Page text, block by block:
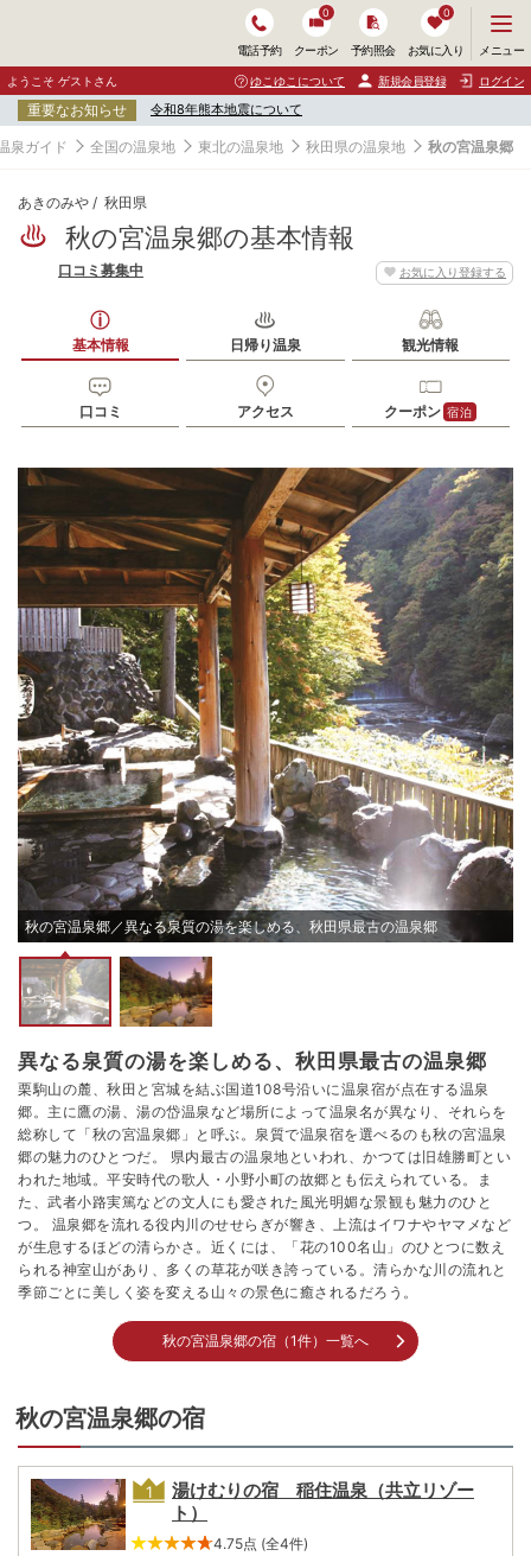
電話予約 クーポン
0
予約照会 お気に入り
0
ニ
ュ
ー
開
く
メニュー
ようこそ ゲストさん ゆこゆこについて 新規会員登録 ログイン
重要なお知らせ 令和8年熊本地震について
泉ガイド 全国の温泉地 東北の温泉地 秋田県の温泉地 秋の宮温泉郷
あきのみや 秋田県
秋の宮温泉郷の基本情報
お気に入り登録する
口コミ募集中
基本情報 日帰り温泉 観光情報
口コミ アクセス クーポン 宿泊
秋の宮温泉郷／異なる泉質の湯を楽しめる、秋田県最古の温泉郷
異なる泉質の湯を楽しめる、秋田県最古の温泉郷
栗駒山の麓、秋田と宮城を結ぶ国道108号沿いに温泉宿が点在する温泉
郷。主に鷹の湯、湯の岱温泉など場所によって温泉名が異なり、それらを
総称して「秋の宮温泉郷」と呼ぶ。泉質で温泉宿を選べるのも秋の宮温泉
郷の魅力のひとつだ。 県内最古の温泉地といわれ、かつては旧雄勝町とい
われた地域。平安時代の歌人・小野小町の故郷とも伝えられている。ま
た、武者小路実篤などの文人にも愛された風光明媚な景観も魅力のひと
つ。 温泉郷を流れる役内川のせせらぎが響き、上流はイワナやヤマメなど
が生息するほどの清らかさ。近くには、「花の100名山」のひとつに数え
られる神室山があり、多くの草花が咲き誇っている。清らかな川の流れと
季節ごとに美しく姿を変える山々の景色に癒されるだろう。
秋の宮温泉郷の宿（1件）一覧へ
秋の宮温泉郷の宿
湯けむりの宿 稲住温泉（共立リゾー
ト）
4.75点 (全4件)